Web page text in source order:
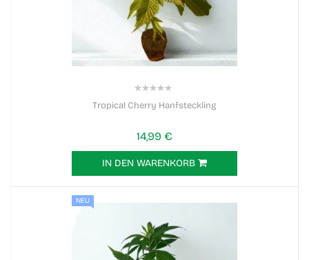
Tropical Cherry Hanfsteckling
14,99 €
IN DEN WARENKORB
NEU